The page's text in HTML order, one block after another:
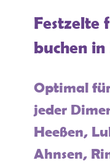
Festzelte
buchen in
Optimal
jeder
Heeßen,
Ahnsen,